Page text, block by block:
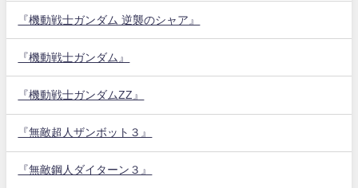
『機動戦士ガンダム 逆襲のシャア』
『機動戦士ガンダム』
『機動戦士ガンダムZZ』
『無敵超人ザンボット３』
『無敵鋼人ダイターン３』